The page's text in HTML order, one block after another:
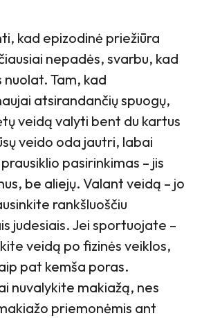
kad epizodinė priežiūra
nepadės, svarbu, kad
Tam, kad
atsirandančių spuogų,
veidą valyti bent du kartus
veido oda jautri, labai
pasirinkimas – jis
be aliejų. Valant veidą – jo
rankšluoščiu
judesiais. Jei sportuojate –
veidą po fizinės veiklos,
pat kemša poras.
nuvalykite makiažą, nes
priemonėmis ant